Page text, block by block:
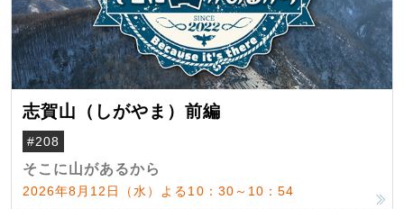
志賀山（しがやま）前編
#208
そこに山があるから
2026年8月12日（水）よる10：30～10：54